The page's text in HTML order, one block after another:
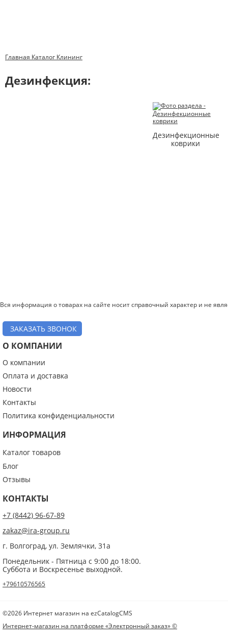
Главная Каталог Клининг
Дезинфекция:
Дезинфекционные
коврики
Вся информация о товарах на сайте носит справочный характер и не
ЗАКАЗАТЬ ЗВОНОК
О КОМПАНИИ
О компании
Оплата и доставка
Новости
Контакты
Политика конфиденциальности
ИНФОРМАЦИЯ
Каталог товаров
Блог
Отзывы
КОНТАКТЫ
+7 (8442) 96-67-89
zakaz@ira-group.ru
г. Волгоград, ул. Землячки, 31а
Понедельник - Пятница с 9:00 до 18:00.
Суббота и Воскресенье выходной.
+79610576565
©2026 Интернет магазин на ezCatalogCMS
Интернет-магазин на платформе «Электронный заказ» ©